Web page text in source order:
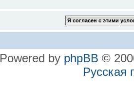
Powered by phpBB ©
Русская